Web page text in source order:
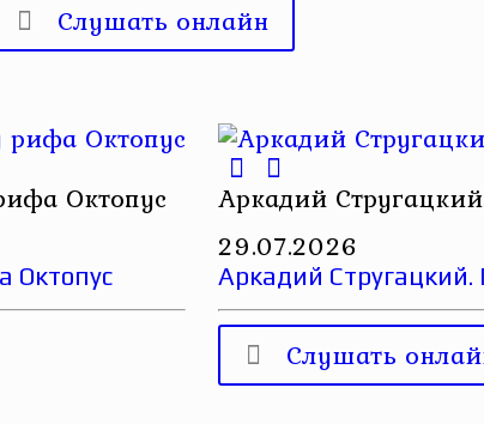
Слушать онлайн
Октопус
Октопус
Аркадий
29.07.2026
Аркадий Стругацкий.
Слушать